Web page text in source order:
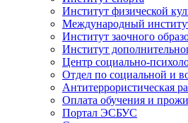
Институт физической
Международный
Институт заочного
Институт
Центр социально-
Отдел по социальной и
Антитеррористическая
Оплата обучения и
Портал ЭСБУС